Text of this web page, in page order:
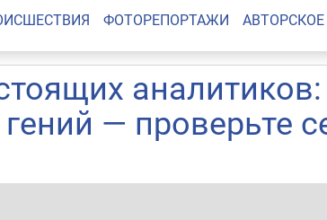
ФОТОРЕПОРТАЖИ АВТОРСКОЕ
аналитиков:
— проверьте